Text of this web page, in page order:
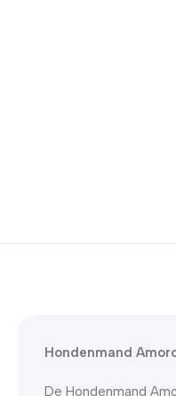
Hondenmand
De Hondenmand